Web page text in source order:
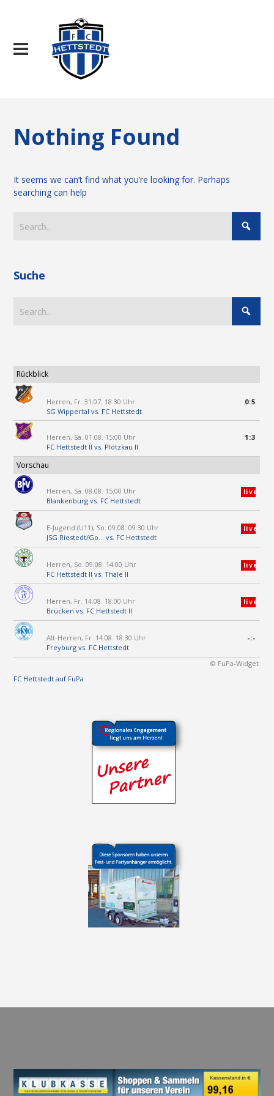
Nothing Found
It seems we can’t find what you’re looking for. Perhaps
searching can help
Suche
Rückblick
Herren, Fr. 31.07. 18:30 Uhr
SG Wippertal vs. FC Hettstedt
0:5
Herren, Sa. 01.08. 15:00 Uhr
FC Hettstedt II vs. Plötzkau II
1:3
Vorschau
Herren, Sa. 08.08. 15:00 Uhr
Blankenburg vs. FC Hettstedt
live
E-Jugend (U11), So. 09.08. 09:30 Uhr
JSG Riestedt/Go... vs. FC Hettstedt
live
Herren, So. 09.08. 14:00 Uhr
FC Hettstedt II vs.Thale II
live
Herren, Fr. 14.08. 18:00 Uhr
Brücken vs. FC Hettstedt II
live
Alt-Herren, Fr. 14.08. 18:30 Uhr
Freyburg vs. FC Hettstedt
-:-
© FuPa-Widget
FC Hettstedt auf FuPa